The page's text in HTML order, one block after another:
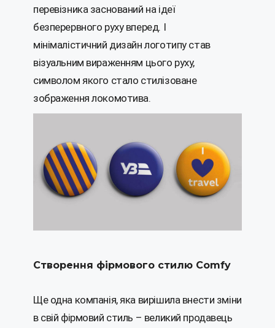
перевізника заснований на ідеї
безперервного руху вперед. І
мінімалістичний дизайн логотипу став
візуальним вираженням цього руху,
символом якого стало стилізоване
зображення локомотива.
Створення фірмового стилю Comfy
Ще одна компанія, яка вирішила внести зміни
в свій фірмовий стиль – великий продавець